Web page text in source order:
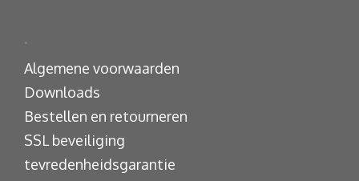
.
Algemene voorwaarden
Downloads
Bestellen en retourneren
SSL beveiliging
tevredenheidsgarantie